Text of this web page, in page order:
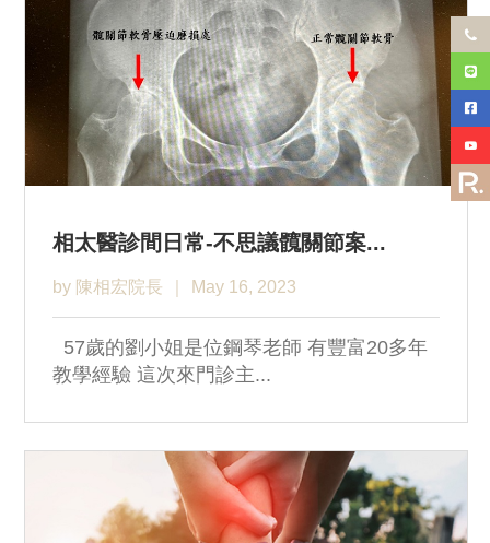
相太醫診間日常-不思議髖關節案...
by 陳相宏院長 May 16, 2023
57歲的劉小姐是位鋼琴老師 有豐富20多年
教學經驗 這次來門診主...